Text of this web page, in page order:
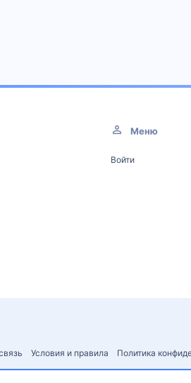
Меню
Войти
Условия и правила Политика